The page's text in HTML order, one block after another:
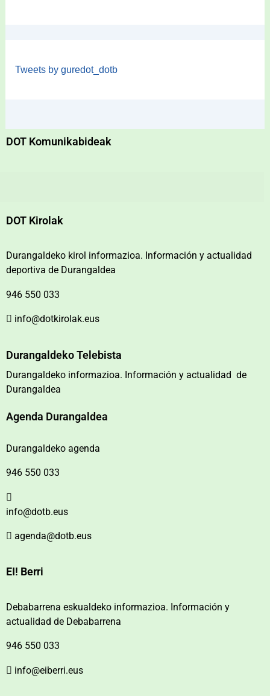
Tweets by guredot_dotb
DOT Komunikabideak
DOT Kirolak
Durangaldeko kirol informazioa. Información y actualidad
deportiva de Durangaldea
946 550 033
info@dotkirolak.eus
Durangaldeko Telebista
Durangaldeko informazioa. Información y actualidad de
Durangaldea
Agenda Durangaldea
Durangaldeko agenda
946 550 033
info@dotb.eus
agenda@dotb.eus
EI! Berri
Debabarrena eskualdeko informazioa. Información y
actualidad de Debabarrena
946 550 033
info@eiberri.eus